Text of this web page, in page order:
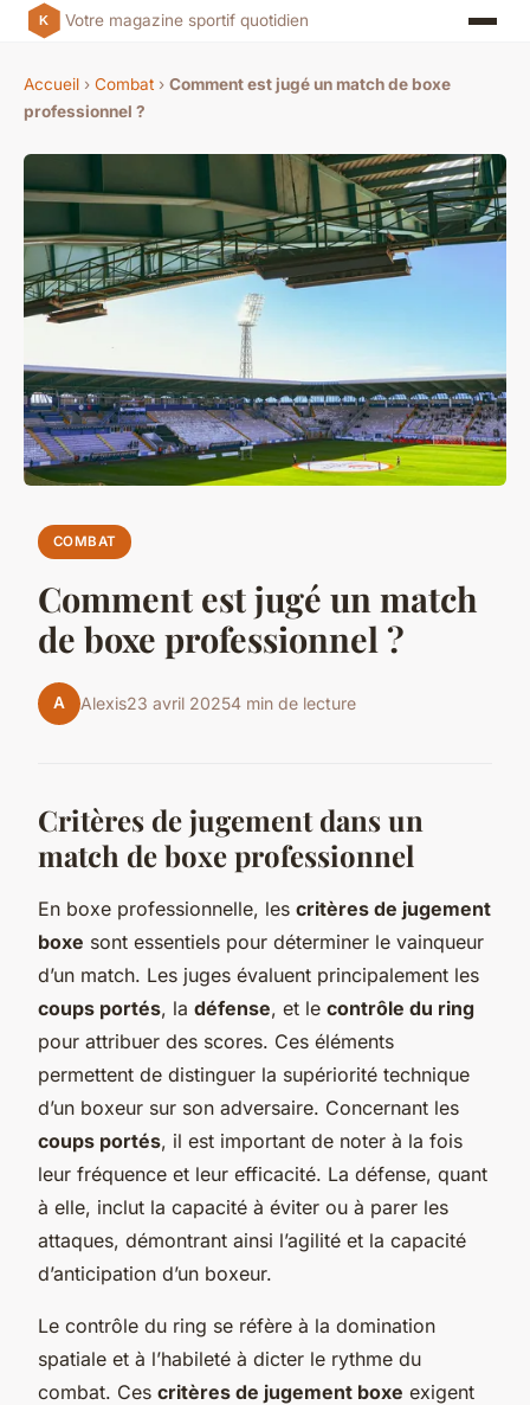
Votre magazine sportif quotidien
Accueil › Combat › Comment est jugé un match de boxe
professionnel ?
COMBAT
Comment est jugé un match
de boxe professionnel ?
A Alexis23 avril 20254 min de lecture
Critères de jugement dans un
match de boxe professionnel
En boxe professionnelle, les critères de jugement
boxe sont essentiels pour déterminer le vainqueur
d’un match. Les juges évaluent principalement les
coups portés, la défense, et le contrôle du ring
pour attribuer des scores. Ces éléments
permettent de distinguer la supériorité technique
d’un boxeur sur son adversaire. Concernant les
coups portés, il est important de noter à la fois
leur fréquence et leur efficacité. La défense, quant
à elle, inclut la capacité à éviter ou à parer les
attaques, démontrant ainsi l’agilité et la capacité
d’anticipation d’un boxeur.
Le contrôle du ring se réfère à la domination
spatiale et à l’habileté à dicter le rythme du
combat. Ces critères de jugement boxe exigent